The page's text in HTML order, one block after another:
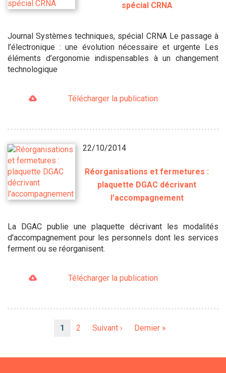
spécial CRNA
Journal Systèmes techniques, spécial CRNA Le passage à
l’électronique : une évolution nécessaire et urgente Les
éléments d’ergonomie indispensables à un changement
technologique
Télécharger la publication
22/10/2014
Réorganisations et fermetures :
plaquette DGAC décrivant
l'accompagnement
La DGAC publie une plaquette décrivant les modalités
d'accompagnement pour les personnels dont les services
ferment ou se réorganisent.
Télécharger la publication
Page
1 Page
2
Page
Suivant ›
Dernière
Dernier »